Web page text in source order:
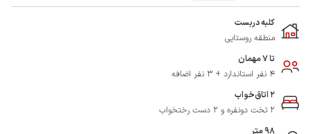
کلبه دربست
منطقه روستایی
تا 7 مهمان
4 نفر استاندارد + 3 نفر اضافه
2 اتاق‌خواب
2 تخت دونفره و 2 دست رختخواب
98 متر